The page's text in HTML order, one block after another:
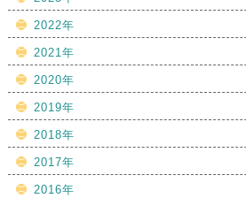
2022年
2021年
2020年
2019年
2018年
2017年
2016年